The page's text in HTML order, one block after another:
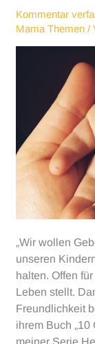
Kommentar
Mama Themen /
„Wir wollen
unseren
halten. Offen
Leben stellt.
Freundlichkeit
ihrem Buch „10